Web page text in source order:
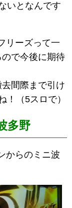
いとなんです
リーズって一
で今後に期待
間際まで引け
！（5スロで）
多野
からのミニ波